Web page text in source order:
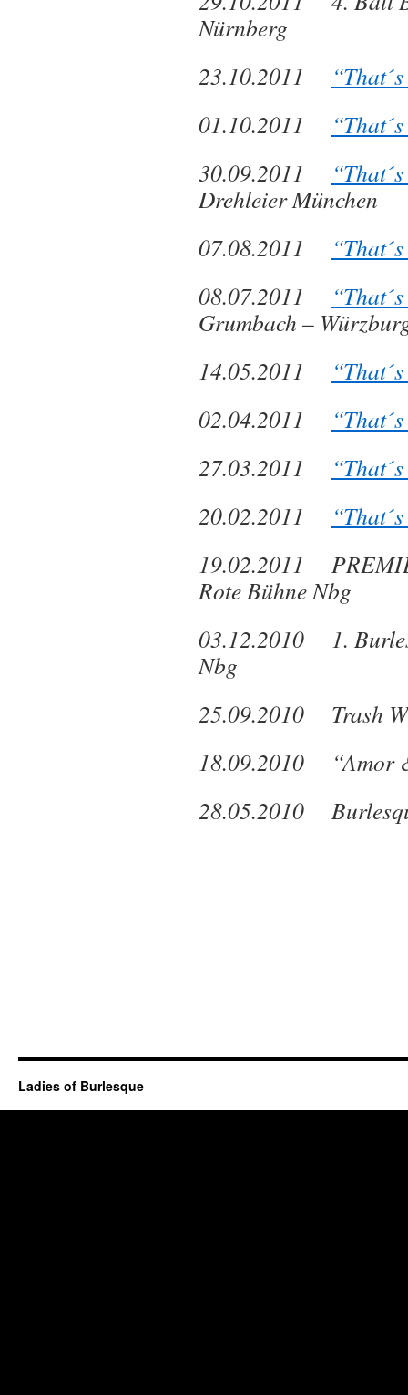
Nürnberg
23.10.2011
01.10.2011
30.09.2011
Drehleier München
07.08.2011
08.07.2011
Grumbach –
14.05.2011
02.04.2011
27.03.2011
20.02.2011
19.02.2011
Rote Bühne Nbg
03.12.2010 1.
Nbg
25.09.2010 Trash
18.09.2010 “Amor
28.05.2010
Ladies of Burlesque